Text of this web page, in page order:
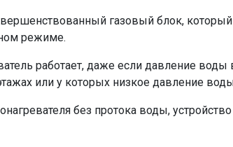
газовый блок,
режиме.
работает, даже если давление
или у которых низкое давление
без протока воды,